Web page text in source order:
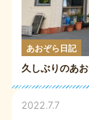
あおぞら日記
久しぶりのあ
2022.7.7